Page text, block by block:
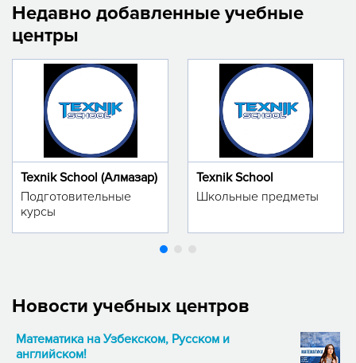
Недавно добавленные учебные
центры
Texnik School (Алмазар)
Подготовительные
курсы
Texnik School
Школьные предметы
Новости учебных центров
Математика на Узбекском, Русском и
английском!